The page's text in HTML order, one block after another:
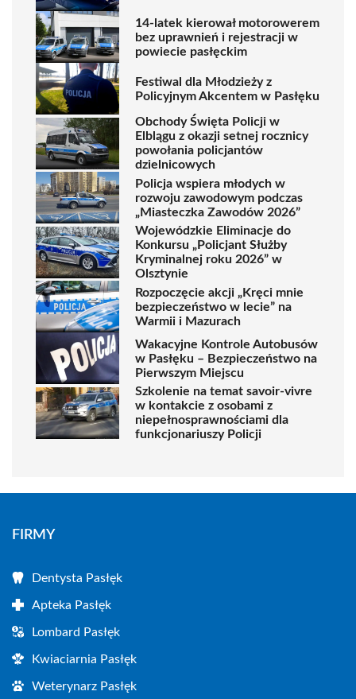
14-latek kierował motorowerem
bez uprawnień i rejestracji w
powiecie pasłęckim
Festiwal dla Młodzieży z
Policyjnym Akcentem w Pasłęku
Obchody Święta Policji w
Elblągu z okazji setnej rocznicy
powołania policjantów
dzielnicowych
Policja wspiera młodych w
rozwoju zawodowym podczas
„Miasteczka Zawodów 2026”
Wojewódzkie Eliminacje do
Konkursu „Policjant Służby
Kryminalnej roku 2026” w
Olsztynie
Rozpoczęcie akcji „Kręci mnie
bezpieczeństwo w lecie” na
Warmii i Mazurach
Wakacyjne Kontrole Autobusów
w Pasłęku – Bezpieczeństwo na
Pierwszym Miejscu
Szkolenie na temat savoir-vivre
w kontakcie z osobami z
niepełnosprawnościami dla
funkcjonariuszy Policji
FIRMY
Dentysta Pasłęk
Apteka Pasłęk
Lombard Pasłęk
Kwiaciarnia Pasłęk
Weterynarz Pasłęk